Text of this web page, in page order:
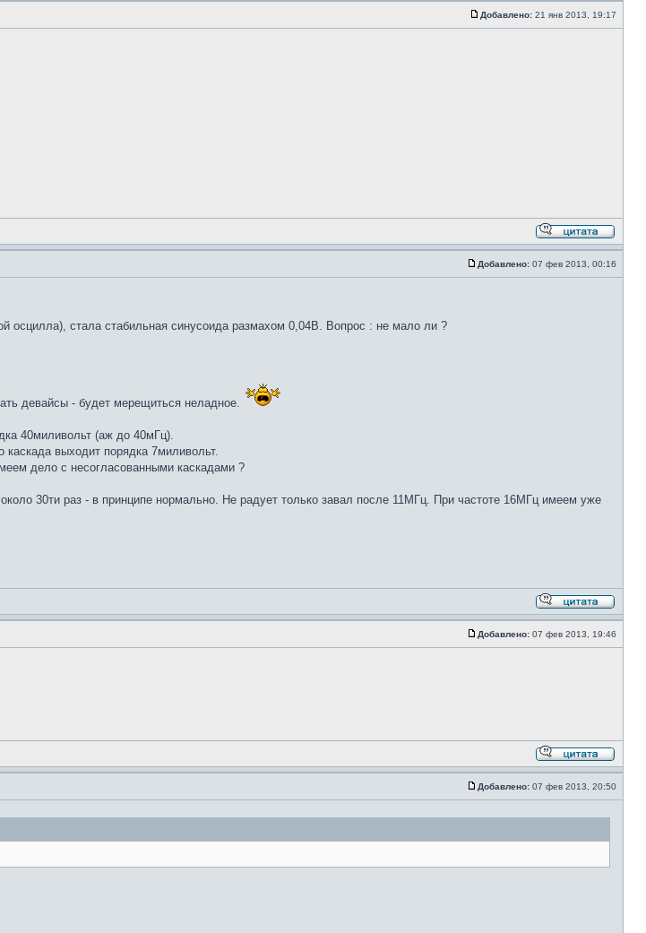
Добавлено: 21 янв 2013, 19:17
Добавлено: 07 фев 2013, 00:16
осцилла), стала стабильная синусоида размахом 0,04В. Вопрос : не мало ли ?
девайсы - будет мерещиться неладное.
40миливольт (аж до 40мГц).
выходит порядка 7миливольт.
дело с несогласованными каскадами ?
30ти раз - в принципе нормально. Не радует только завал после 11МГц. При частоте 16МГц имеем уже
Добавлено: 07 фев 2013, 19:46
Добавлено: 07 фев 2013, 20:50